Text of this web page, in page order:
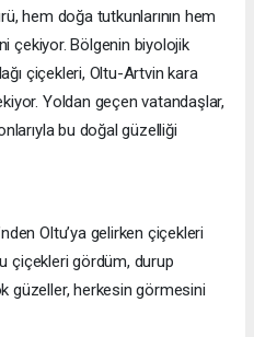
hem doğa tutkunlarının hem
çekiyor. Bölgenin biyolojik
çiçekleri, Oltu-Artvin kara
Yoldan geçen vatandaşlar,
bu doğal güzelliği
Oltu’ya gelirken çiçekleri
çiçekleri gördüm, durup
güzeller, herkesin görmesini